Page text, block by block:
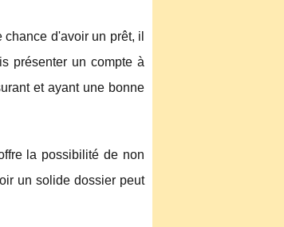
d'avoir un prêt, il
présenter un compte à
et ayant une bonne
la possibilité de non
un solide dossier peut